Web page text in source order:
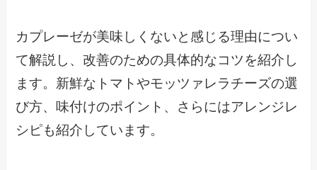
カプレーゼが美味しくないと感じる理由につい
て解説し、改善のための具体的なコツを紹介し
ます。新鮮なトマトやモッツァレラチーズの選
び方、味付けのポイント、さらにはアレンジレ
シピも紹介しています。